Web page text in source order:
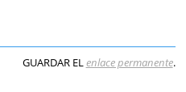
GUARDAR ELenlace permanente.